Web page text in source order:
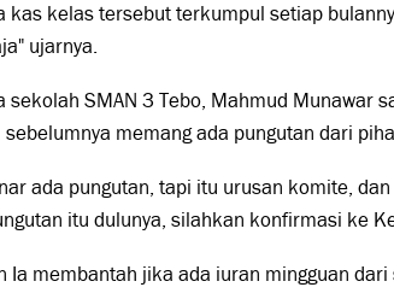
kas kelas tersebut terkumpul setiap
ujarnya.
sekolah SMAN 3 Tebo, Mahmud Munawar
sebelumnya memang ada pungutan dari
ada pungutan, tapi itu urusan komite,
itu dulunya, silahkan konfirmasi ke
Ia membantah jika ada iuran mingguan